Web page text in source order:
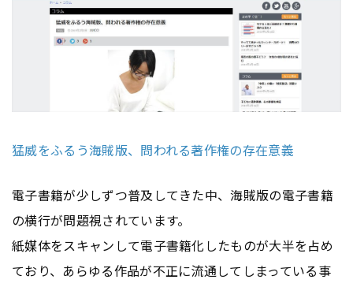
猛威をふるう海賊版、問われる著作権の存在意義
電子書籍が少しずつ普及してきた中、海賊版の電子書籍
の横行が問題視されています。
紙媒体をスキャンして電子書籍化したものが大半を占め
ており、あらゆる作品が不正に流通してしまっている事